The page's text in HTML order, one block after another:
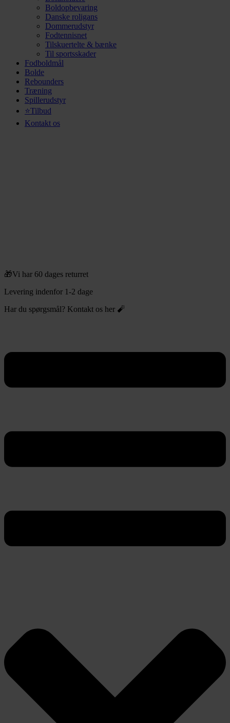
Boldopbevaring
Danske roligans
Dommerudstyr
Fodtennisnet
Tilskuertelte & bænke
Til sportsskader
Fodboldmål
Bolde
Rebounders
Træning
Spillerudstyr
⭐Tilbud
Kontakt os
🎁Vi har 60 dages returret
Levering indenfor 1-2 dage
Har du spørgsmål? Kontakt os her 🧨